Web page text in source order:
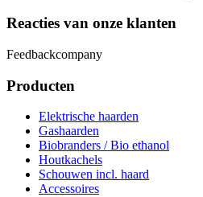
Reacties van onze klanten
Feedbackcompany
Producten
Elektrische haarden
Gashaarden
Biobranders / Bio ethanol
Houtkachels
Schouwen incl. haard
Accessoires